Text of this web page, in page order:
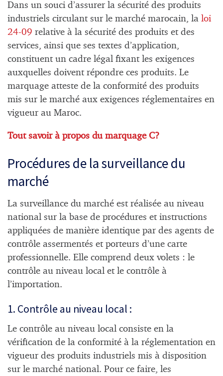
Dans un souci d’assurer la sécurité des produits
industriels circulant sur le marché marocain, la loi
24-09 relative à la sécurité des produits et des
services, ainsi que ses textes d’application,
constituent un cadre légal fixant les exigences
auxquelles doivent répondre ces produits. Le
marquage atteste de la conformité des produits
mis sur le marché aux exigences réglementaires en
vigueur au Maroc.
Tout savoir à propos du marquage C?
Procédures de la surveillance du
marché
La surveillance du marché est réalisée au niveau
national sur la base de procédures et instructions
appliquées de manière identique par des agents de
contrôle assermentés et porteurs d’une carte
professionnelle. Elle comprend deux volets : le
contrôle au niveau local et le contrôle à
l’importation.
1. Contrôle au niveau local :
Le contrôle au niveau local consiste en la
vérification de la conformité à la réglementation en
vigueur des produits industriels mis à disposition
sur le marché national. Pour ce faire, les